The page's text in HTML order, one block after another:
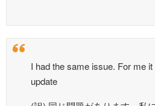
I had the same issue. For me
update